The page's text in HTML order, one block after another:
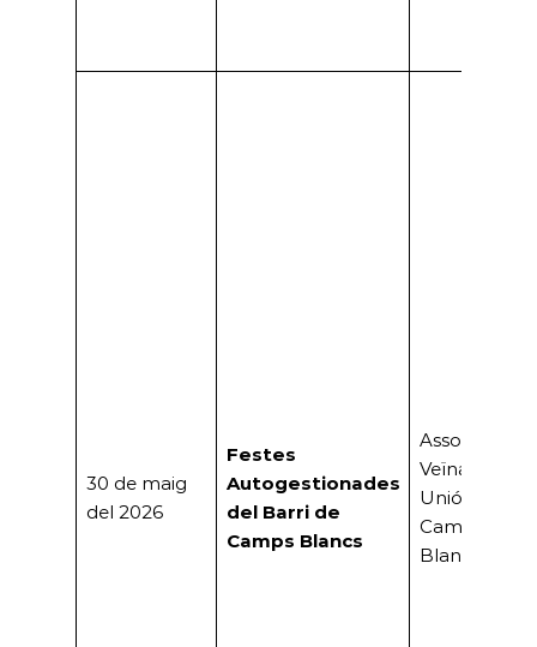
30 de maig
del 2026
Festes
Autogestionades
del Barri de
Camps Blancs
Associació
Veïnal «La
Unión» de
Camps
Blancs